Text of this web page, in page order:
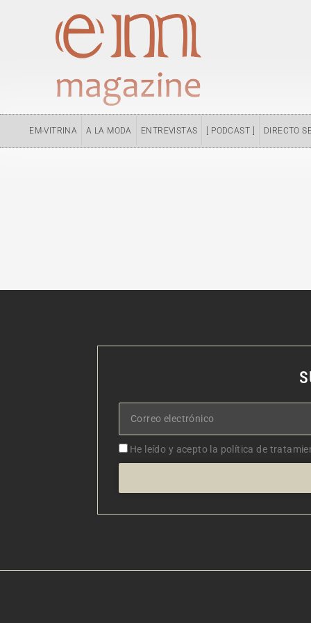
EM-VITRINA A LA MODA ENTREVISTAS [ PODCAST ] DIRECTO
Correo
electrónico
Aceptacion
He leído y acepto la política de